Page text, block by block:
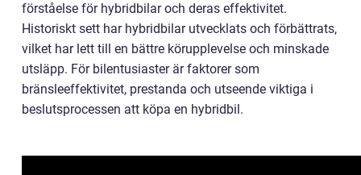
förståelse för hybridbilar och deras effektivitet.
Historiskt sett har hybridbilar utvecklats och förbättrats,
vilket har lett till en bättre körupplevelse och minskade
utsläpp. För bilentusiaster är faktorer som
bränsleeffektivitet, prestanda och utseende viktiga i
beslutsprocessen att köpa en hybridbil.